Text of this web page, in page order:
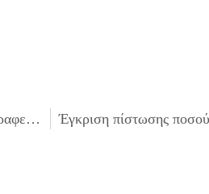
Έγκριση πίστωσης για τη συμπληρωματική προμήθεια εξοπλισμού (γραφείων – ερμαρίων – καθισμάτων κλπ) για την κάλυψη αναγκών προσωπικού στις Υπηρεσίες του Δήμου